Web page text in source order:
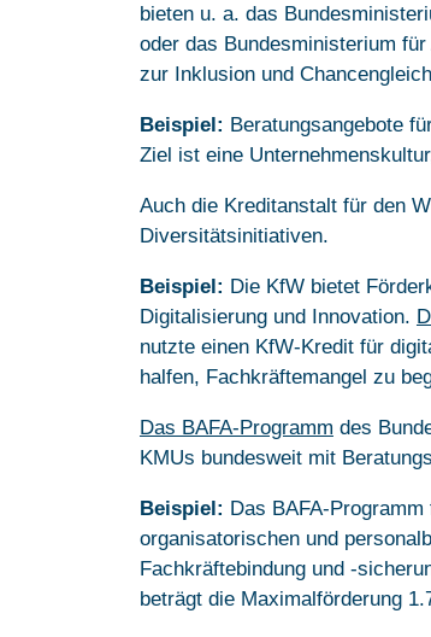
bieten u. a. das
oder das Bundesministerium
zur Inklusion und
Beispiel: Beratungsangebote
Ziel ist eine
Auch die Kreditanstalt für den
Diversitätsinitiativen.
Beispiel: Die KfW bietet
Digitalisierung und Innovation.
nutzte einen KfW-Kredit für
halfen, Fachkräftemangel zu
Das BAFA-Programm des
KMUs bundesweit mit
Beispiel: Das BAFA-
organisatorischen und
Fachkräftebindung und -
beträgt die Maximalförderung